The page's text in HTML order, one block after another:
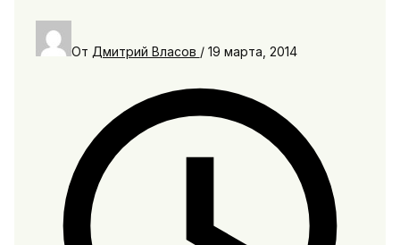
От Дмитрий Власов / 19 марта, 2014